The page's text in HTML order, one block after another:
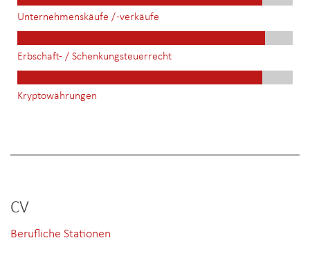
Unternehmenskäufe / -verkäufe
Erbschaft- / Schenkungsteuerrecht
Kryptowährungen
CV
Berufliche Stationen